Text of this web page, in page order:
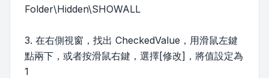
Folder\Hidden\SHOWALL
3. 在右側視窗，找出 CheckedValue，用滑鼠左鍵
點兩下，或者按滑鼠右鍵，選擇[修改]，將值設定為
1